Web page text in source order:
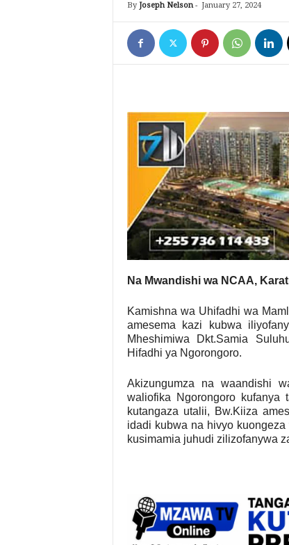
By Joseph Nelson- January 27, 2024
Na Mwandishi wa NCAA,
Kamishna wa Uhifadhi wa
amesema kazi kubwa
Mheshimiwa Dkt.Samia
Hifadhi ya Ngorongoro.
Akizungumza na waandishi
waliofika Ngorongoro
kutangaza utalii, Bw.Kiiza
idadi kubwa na hivyo
kusimamia juhudi zilizofanywa